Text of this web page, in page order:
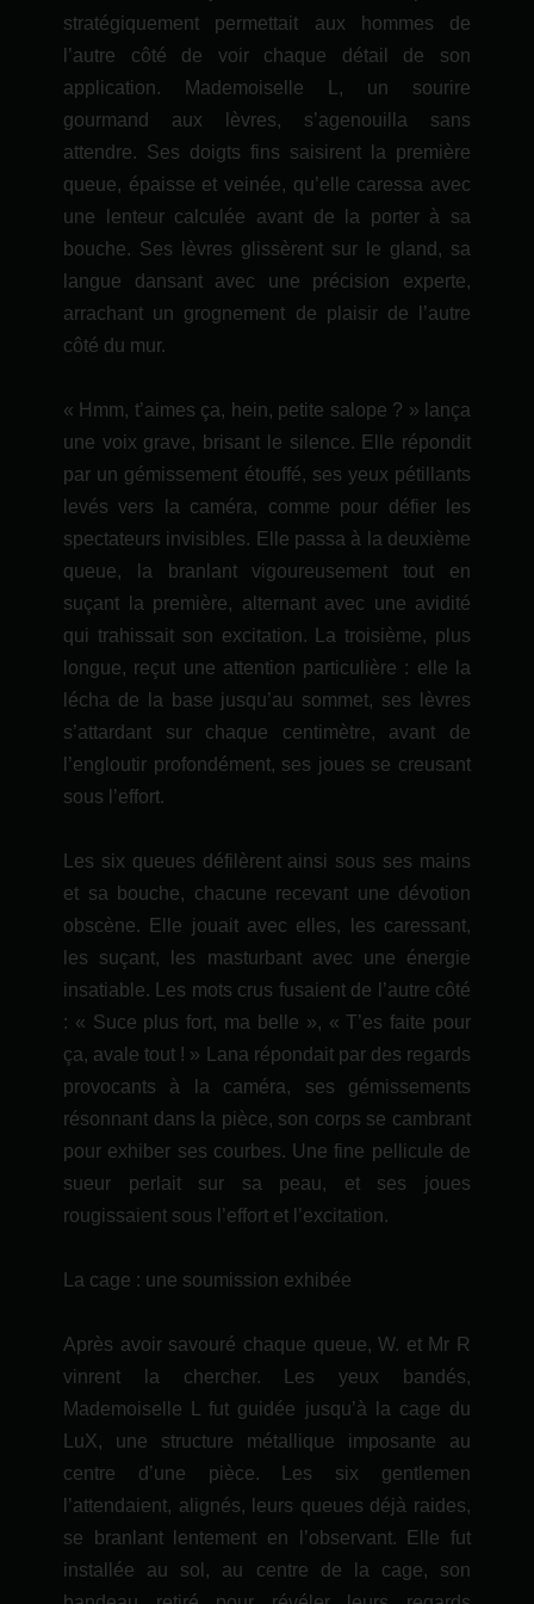
stratégiquement permettait aux hommes de
l’autre côté de voir chaque détail de son
application. Mademoiselle L, un sourire
gourmand aux lèvres, s’agenouilla sans
attendre. Ses doigts fins saisirent la première
queue, épaisse et veinée, qu’elle caressa avec
une lenteur calculée avant de la porter à sa
bouche. Ses lèvres glissèrent sur le gland, sa
langue dansant avec une précision experte,
arrachant un grognement de plaisir de l’autre
côté du mur.
« Hmm, t’aimes ça, hein, petite salope ? » lança
une voix grave, brisant le silence. Elle répondit
par un gémissement étouffé, ses yeux pétillants
levés vers la caméra, comme pour défier les
spectateurs invisibles. Elle passa à la deuxième
queue, la branlant vigoureusement tout en
suçant la première, alternant avec une avidité
qui trahissait son excitation. La troisième, plus
longue, reçut une attention particulière : elle la
lécha de la base jusqu’au sommet, ses lèvres
s’attardant sur chaque centimètre, avant de
l’engloutir profondément, ses joues se creusant
sous l’effort.
Les six queues défilèrent ainsi sous ses mains
et sa bouche, chacune recevant une dévotion
obscène. Elle jouait avec elles, les caressant,
les suçant, les masturbant avec une énergie
insatiable. Les mots crus fusaient de l’autre côté
: « Suce plus fort, ma belle », « T’es faite pour
ça, avale tout ! » Lana répondait par des regards
provocants à la caméra, ses gémissements
résonnant dans la pièce, son corps se cambrant
pour exhiber ses courbes. Une fine pellicule de
sueur perlait sur sa peau, et ses joues
rougissaient sous l’effort et l’excitation.
La cage : une soumission exhibée
Après avoir savouré chaque queue, W. et Mr R
vinrent la chercher. Les yeux bandés,
Mademoiselle L fut guidée jusqu’à la cage du
LuX, une structure métallique imposante au
centre d’une pièce. Les six gentlemen
l’attendaient, alignés, leurs queues déjà raides,
se branlant lentement en l’observant. Elle fut
installée au sol, au centre de la cage, son